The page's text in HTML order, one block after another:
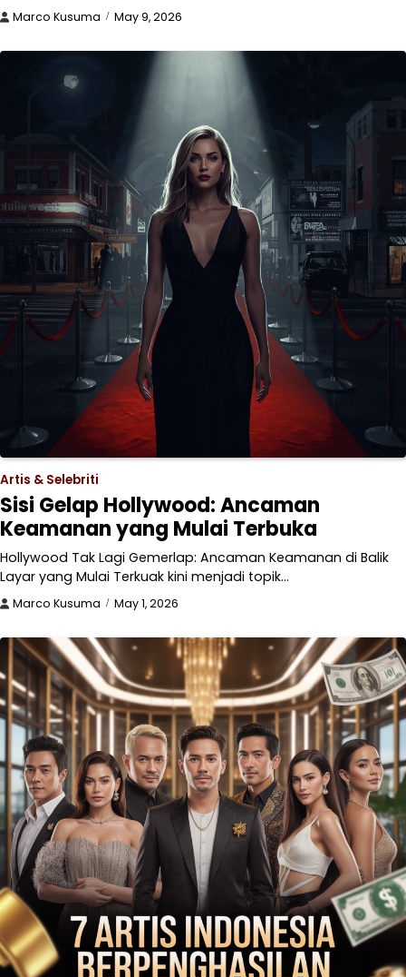
Marco Kusuma May 9, 2026
Artis & Selebriti
Sisi Gelap Hollywood: Ancaman
Keamanan yang Mulai Terbuka
Hollywood Tak Lagi Gemerlap: Ancaman Keamanan di Balik
Layar yang Mulai Terkuak kini menjadi topik…
Marco Kusuma May 1, 2026